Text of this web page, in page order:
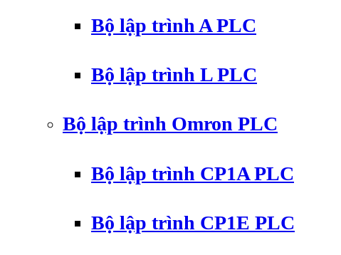
Bộ lập trình A PLC
Bộ lập trình L PLC
Bộ lập trình Omron PLC
Bộ lập trình CP1A PLC
Bộ lập trình CP1E PLC